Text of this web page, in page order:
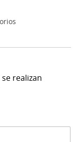
realizan